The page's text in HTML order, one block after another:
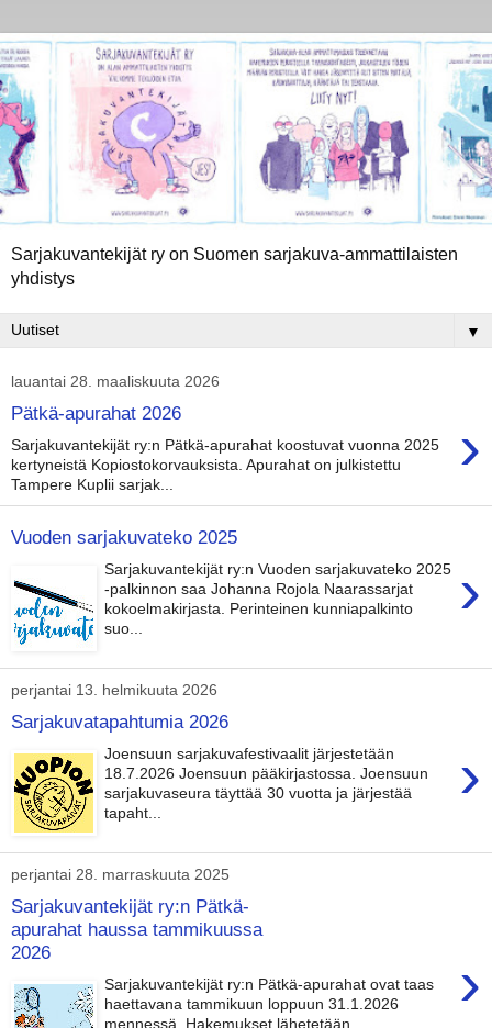
Sarjakuvantekijät ry on Suomen sarjakuva-ammattilaisten
yhdistys
▼
lauantai 28. maaliskuuta 2026
Pätkä-apurahat 2026 ›
Sarjakuvantekijät ry:n Pätkä-apurahat koostuvat vuonna 2025
kertyneistä Kopiostokorvauksista. Apurahat on julkistettu
Tampere Kuplii sarjak...
Vuoden sarjakuvateko 2025
›
Sarjakuvantekijät ry:n Vuoden sarjakuvateko 2025
-palkinnon saa Johanna Rojola Naarassarjat
kokoelmakirjasta. Perinteinen kunniapalkinto
suo...
perjantai 13. helmikuuta 2026
Sarjakuvatapahtumia 2026
›
Joensuun sarjakuvafestivaalit järjestetään
18.7.2026 Joensuun pääkirjastossa. Joensuun
sarjakuvaseura täyttää 30 vuotta ja järjestää
tapaht...
perjantai 28. marraskuuta 2025
Sarjakuvantekijät ry:n Pätkä-
apurahat haussa tammikuussa
2026
›
Sarjakuvantekijät ry:n Pätkä-apurahat ovat taas
haettavana tammikuun loppuun 31.1.2026
mennessä. Hakemukset lähetetään